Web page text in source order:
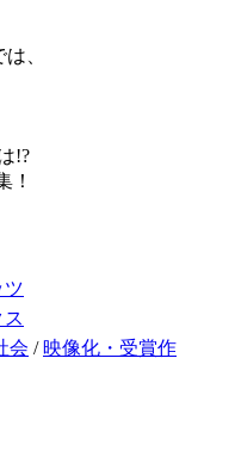
、
!?
！
ツ
会 / 映像化・受賞作